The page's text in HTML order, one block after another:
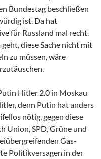
Bundestag beschließen
ist. Da hat
für Russland mal recht.
diese Sache nicht mit
zu müssen, wäre
Hitler 2.0 in Moskau
denn Putin hat anders
nötig, gegen diese
Union, SPD, Grüne und
Gas-
Politikversagen in der